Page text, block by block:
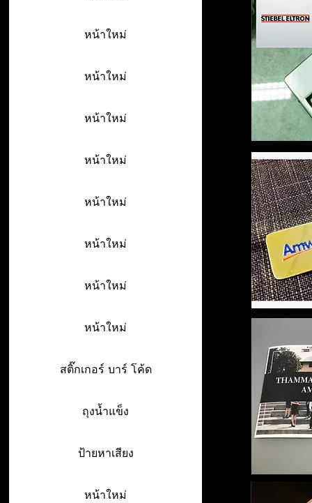
หน้าใหม่
หน้าใหม่
หน้าใหม่
หน้าใหม่
หน้าใหม่
หน้าใหม่
หน้าใหม่
หน้าใหม่
สติ๊กเกอร์ บาร์ โค้ด
ถุงน้ำแข็ง
ป้ายหาเสียง
หน้าใหม่